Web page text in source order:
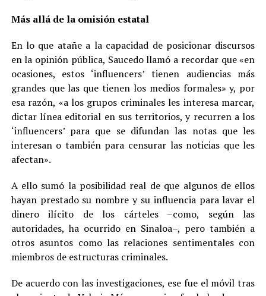
Más allá de la omisión estatal
En lo que atañe a la capacidad de posicionar discursos
en la opinión pública, Saucedo llamó a recordar que «en
ocasiones, estos ‘influencers’ tienen audiencias más
grandes que las que tienen los medios formales» y, por
esa razón, «a los grupos criminales les interesa marcar,
dictar línea editorial en sus territorios, y recurren a los
‘influencers’ para que se difundan las notas que les
interesan o también para censurar las noticias que les
afectan».
A ello sumó la posibilidad real de que algunos de ellos
hayan prestado su nombre y su influencia para lavar el
dinero ilícito de los cárteles –como, según las
autoridades, ha ocurrido en Sinaloa–, pero también a
otros asuntos como las relaciones sentimentales con
miembros de estructuras criminales.
De acuerdo con las investigaciones, ese fue el móvil tras